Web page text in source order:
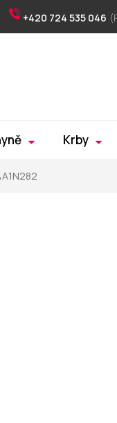
+420 724 535 046
Krby